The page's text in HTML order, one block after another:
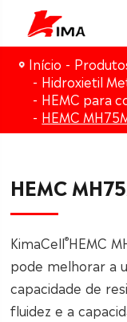
Início
Hidroxietil
HEMC para
HEMC
HEMC
KimaCell®HEMC
pode melhorar a
capacidade de
fluidez e a